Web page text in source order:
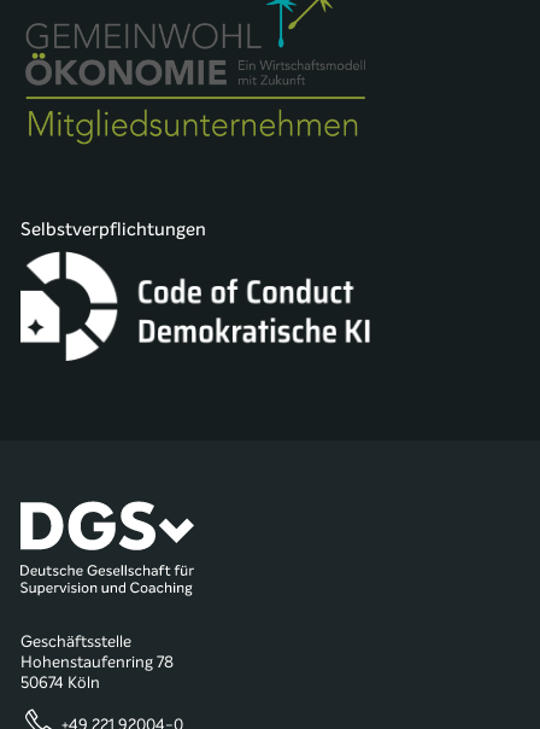
Selbstverpflichtungen
Geschäftsstelle
Hohenstaufenring 78
50674 Köln